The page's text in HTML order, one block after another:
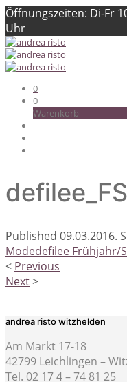
Öffnungszeiten: Di-Fr
Uhr
0
0
Warenkorb
Published 09.03.2016.
Modedefilee Frühjahr/
< Previous
Next>
andrea risto witzhelden
Am Markt 17-18
42799 Leichlingen –
Tel. 02 17 4 – 74 81 25